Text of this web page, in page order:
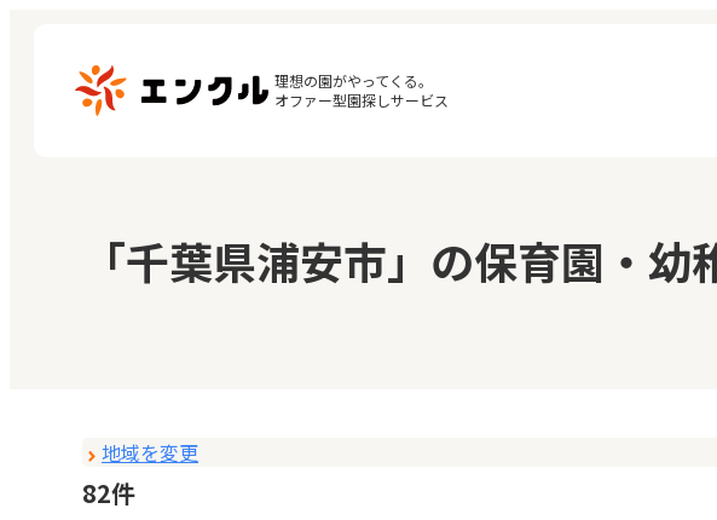
理想の園がやってくる。
オファー型園探しサービス
保育園・幼稚園を探す
地図から探す
閲覧履歴
お気に入り
「千葉県浦安市」の保育園・
地域を変更
82件